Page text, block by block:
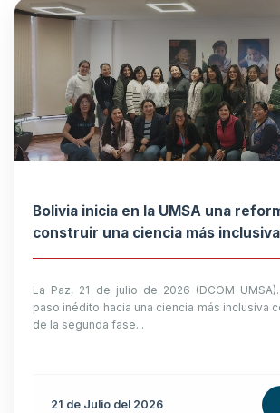
Bolivia inicia en la UMSA una
construir una ciencia más inclusiva
La Paz, 21 de julio de 2026 (DCOM-
paso inédito hacia una ciencia más inclusiva
de la segunda fase...
21 de Julio del 2026